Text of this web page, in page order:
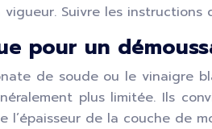
Suivre les
pour un
de soude ou le vinaigre
plus limitée. Ils
de la couche de